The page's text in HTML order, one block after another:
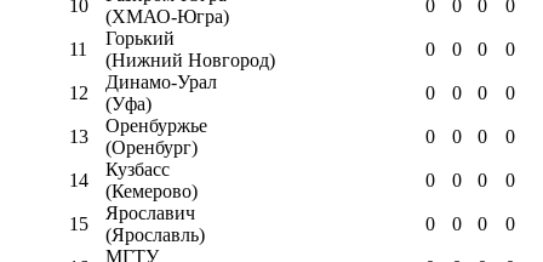
10
(ХМАО-Югра)
0 0 0 0
11
Горький
(Нижний Новгород)
0 0 0 0
12
Динамо-Урал
(Уфа)
0 0 0 0
13
Оренбуржье
(Оренбург)
0 0 0 0
14
Кузбасс
(Кемерово)
0 0 0 0
15
Ярославич
(Ярославль)
0 0 0 0
МГТУ